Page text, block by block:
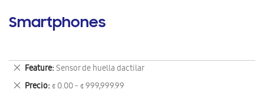
Smartphones
Feature Sensor de huella dactilar
Eliminar
este
artículo
Precio ¢ 0.00 - ¢ 999,999.99
Eliminar